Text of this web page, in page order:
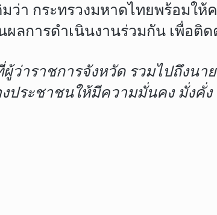
ว่า กระทรวงมหาดไทยพร้อม
ลการดำเนินงานร่วมกัน เพื่อติ
ว่าราชการจังหวัด รวมไปถึงน
ระชาชนให้มีความมั่นคง มั่งคั่ง